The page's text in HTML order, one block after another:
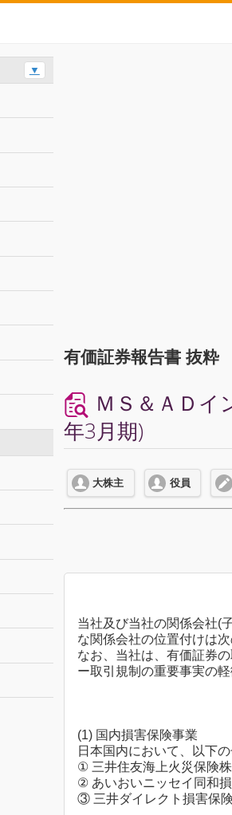
有価証券報告書 抜
ＭＳ＆ＡＤ
年3月期)
大株主 役員
当社及び当社の関係会社(
な関係会社の位置付けは
なお、当社は、有価証券
ー取引規制の重要事実の
(1) 国内損害保険事業
日本国内において、以下
① 三井住友海上火災保険
② あいおいニッセイ同和
③ 三井ダイレクト損害保
▼